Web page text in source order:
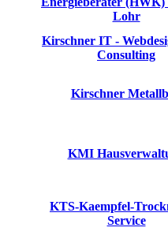
Lohr
Kirschner IT -
Consulting
Kirschner
KMI
KTS-Kaempfel-
Service